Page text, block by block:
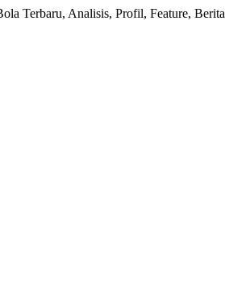
Terbaru, Analisis, Profil, Feature,